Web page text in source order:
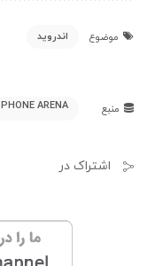
موضوع اندروید
منبع PHONE ARENA
اشتراک در